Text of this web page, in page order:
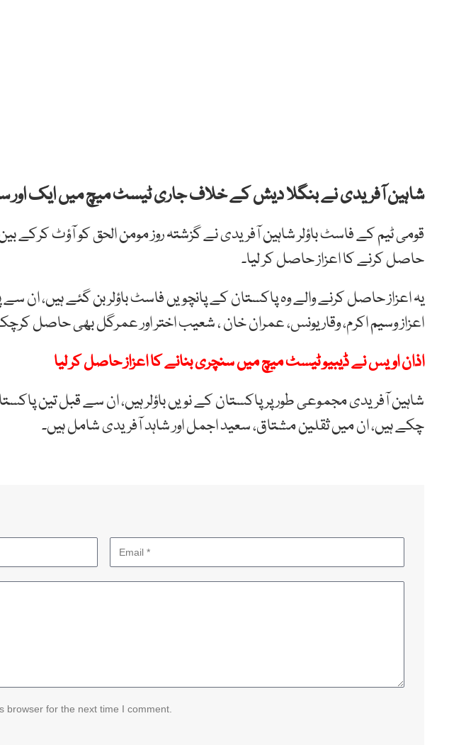
شاہین آفریدی نے بنگلا دیش کے خلاف جاری ٹیسٹ میچ میں ایک اور
قومی ٹیم کے فاسٹ باؤلر شاہین آفریدی نے گزشتہ روز مومن الحق کو آؤٹ کرکے
حاصل کرنے کا اعزاز حاصل کر لیا۔
اعزاز وسیم اکرم، وقار یونس، عمران خان ، شعیب اختر اور عمرگل بھی حاصل
اذان اویس نے ڈیبیو ٹیسٹ میچ میں سنچری بنانے کا اعزاز حاصل کر لیا
شاہین آفریدی مجموعی طور پر پاکستان کے نویں باؤلر ہیں، ان سے قبل تین
چکے ہیں، ان میں ثقلین مشتاق، سعید اجمل اور شاہد آفریدی شامل ہیں۔
browser for the next time I comment.